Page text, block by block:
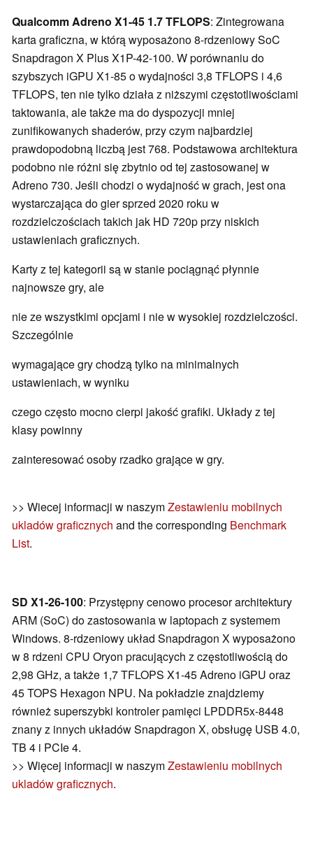
Qualcomm Adreno X1-45 1.7 TFLOPS: Zintegrowana
karta graficzna, w którą wyposażono 8-rdzeniowy SoC
Snapdragon X Plus X1P-42-100. W porównaniu do
szybszych iGPU X1-85 o wydajności 3,8 TFLOPS i 4,6
TFLOPS, ten nie tylko działa z niższymi częstotliwościami
taktowania, ale także ma do dyspozycji mniej
zunifikowanych shaderów, przy czym najbardziej
prawdopodobną liczbą jest 768. Podstawowa architektura
podobno nie różni się zbytnio od tej zastosowanej w
Adreno 730. Jeśli chodzi o wydajność w grach, jest ona
wystarczająca do gier sprzed 2020 roku w
rozdzielczościach takich jak HD 720p przy niskich
ustawieniach graficznych.
Karty z tej kategorii są w stanie pociągnąć płynnie
najnowsze gry, ale
nie ze wszystkimi opcjami i nie w wysokiej rozdzielczości.
Szczególnie
wymagające gry chodzą tylko na minimalnych
ustawieniach, w wyniku
czego często mocno cierpi jakość grafiki. Układy z tej
klasy powinny
zainteresować osoby rzadko grające w gry.
>> Wiecej informacji w naszymZestawieniu mobilnych
ukladów graficznych and the corresponding Benchmark
List.
SD X1-26-100: Przystępny cenowo procesor architektury
ARM (SoC) do zastosowania w laptopach z systemem
Windows. 8-rdzeniowy układ Snapdragon X wyposażono
w 8 rdzeni CPU Oryon pracujących z częstotliwością do
2,98 GHz, a także 1,7 TFLOPS X1-45 Adreno iGPU oraz
45 TOPS Hexagon NPU. Na pokładzie znajdziemy
również superszybki kontroler pamięci LPDDR5x-8448
znany z innych układów Snapdragon X, obsługę USB 4.0,
TB 4 i PCIe 4.
>> Więcej informacji w naszymZestawieniu mobilnych
ukladów graficznych.